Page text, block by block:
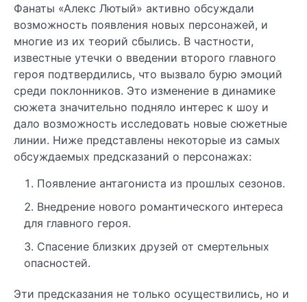
Фанаты «Алекс Лютый» активно обсуждали
возможность появления новых персонажей, и
многие из их теорий сбылись. В частности,
известные утечки о введении второго главного
героя подтвердились, что вызвало бурю эмоций
среди поклонников. Это изменение в динамике
сюжета значительно подняло интерес к шоу и
дало возможность исследовать новые сюжетные
линии. Ниже представлены некоторые из самых
обсуждаемых предсказаний о персонажах:
Появление антагониста из прошлых сезонов.
Внедрение нового романтического интереса
для главного героя.
Спасение близких друзей от смертельных
опасностей.
Эти предсказания не только осуществились, но и